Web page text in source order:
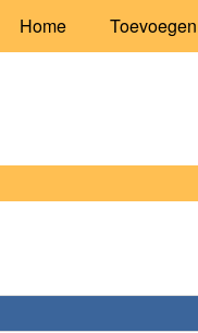
Home Toevoegen